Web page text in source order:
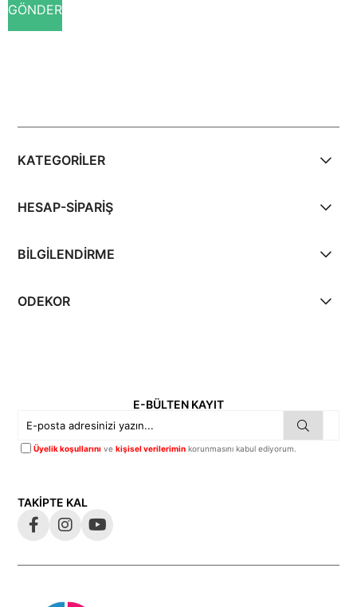
KATEGORİLER
HESAP-SİPARİŞ
BİLGİLENDİRME
ODEKOR
E-BÜLTEN KAYIT
Üyelik koşullarını vekişisel verilerimin korunmasını kabul ediyorum.
TAKİPTE KAL